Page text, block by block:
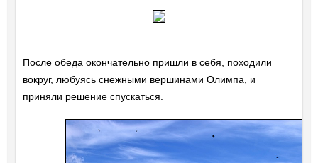
После обеда окончательно пришли в себя, походили
вокруг, любуясь снежными вершинами Олимпа, и
приняли решение спускаться.